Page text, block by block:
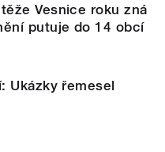
Vesnice roku zná
putuje do 14 obcí
Ukázky řemesel